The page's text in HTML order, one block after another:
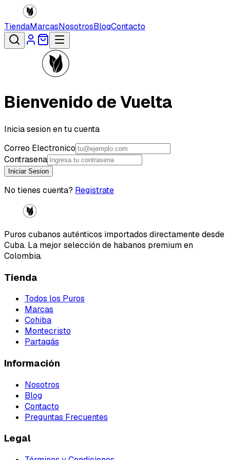
TiendaMarcasNosotrosBlogContacto
Bienvenido de Vuelta
Inicia sesion en tu cuenta
Correo Electronico
Contrasena
Iniciar Sesion
No tienes cuenta? Registrate
Puros cubanos auténticos importados directamente desde
Cuba. La mejor selección de habanos premium en
Colombia.
Tienda
Todos los Puros
Marcas
Cohiba
Montecristo
Partagás
Información
Nosotros
Blog
Contacto
Preguntas Frecuentes
Legal